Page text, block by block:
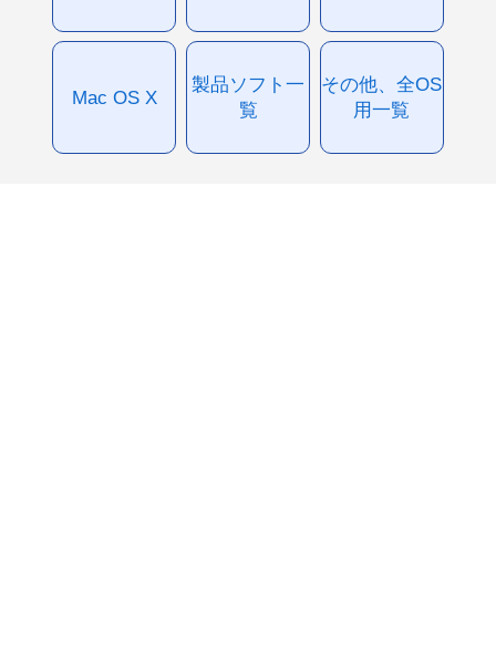
Mac OS X
製品ソフト一
覧
その他、全OS
用一覧